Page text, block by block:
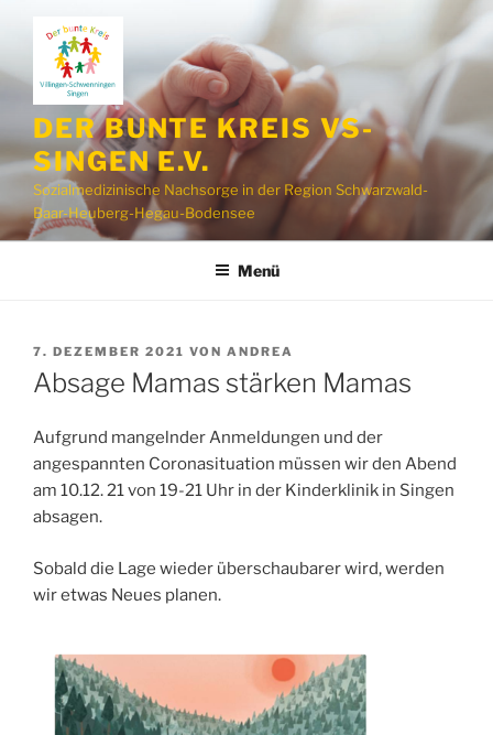
springen
DER BUNTE KREIS VS-
SINGEN E.V.
Sozialmedizinische Nachsorge in der Region Schwarzwald-
Baar-Heuberg-Hegau-Bodensee
Menü
VERÖFFENTLICHT
AM
7. DEZEMBER 2021 VON ANDREA
Absage Mamas stärken Mamas
Aufgrund mangelnder Anmeldungen und der
angespannten Coronasituation müssen wir den Abend
am 10.12. 21 von 19-21 Uhr in der Kinderklinik in Singen
absagen.
Sobald die Lage wieder überschaubarer wird, werden
wir etwas Neues planen.